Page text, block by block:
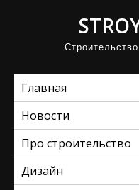
Главная
Новости
Про строительство
Дизайн